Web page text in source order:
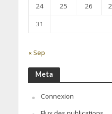
24
25 26
31
« Sep
Meta
Connexion